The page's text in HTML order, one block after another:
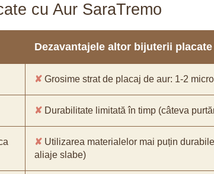
cu Aur SaraTremo
Dezavantajele altor bijuterii placate
✘ Grosime strat de placaj de aur: 1-2
✘ Durabilitate limitată în timp (câteva
✘ Utilizarea materialelor mai puțin
aliaje slabe)